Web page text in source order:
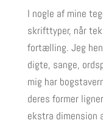
I nogle af mine
skrifttyper, når
fortælling. Jeg
digte, sange,
mig har
deres former
ekstra dimension